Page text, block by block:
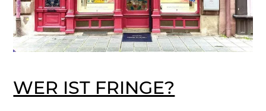
WER IST FRINGE?